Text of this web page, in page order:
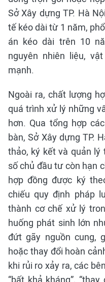
Sở Xây dựng TP. Hà
tế kéo dài từ 1 năm,
án kéo dài trên 10
nguyên nhiên liệu,
mạnh.
Ngoài ra, chất lượng
quá trình xử lý những
hơn. Qua tổng hợp
bàn, Sở Xây dựng TP.
thảo, ký kết và quản
số chủ đầu tư còn hạn
hợp đồng được ký
chiếu quy định pháp
thành cơ chế xử lý
huống phát sinh lớn
đứt gãy nguồn cung,
hoặc thay đổi hoàn
khi rủi ro xảy ra, các
“bất khả kháng”,